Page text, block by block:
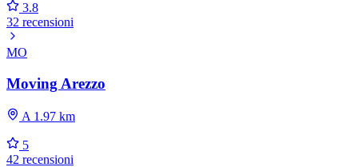
3.8
32 recensioni
MO
Moving Arezzo
A 1.97 km
5
42 recensioni